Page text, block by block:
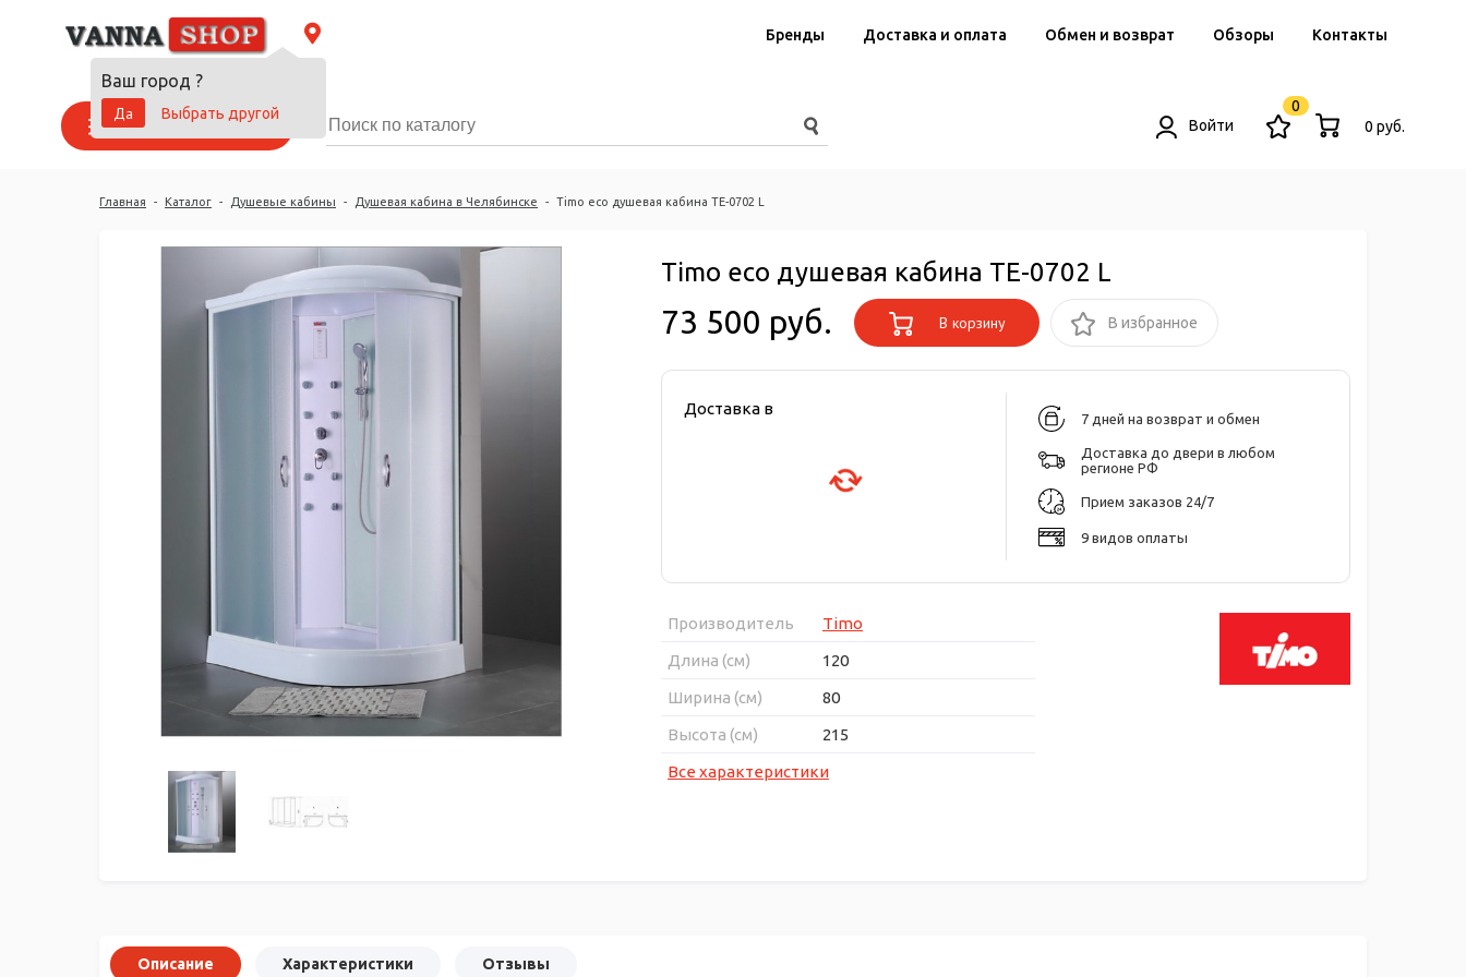
Ваш город ?
Да
Выбрать другой
Бренды Доставка и оплата Обмен и возврат Обзоры Контакты
Каталог товаров Войти
0
0 руб.
Главная - Каталог - Душевые кабины - Душевая кабина в Челябинске - Timo eco душевая кабина TE-0702 L
Timo eco душевая кабина TE-0702 L
73 500 руб. В корзину В избранное
Доставка в
7 дней на возврат и обмен
Доставка до двери в любом
регионе РФ
Прием заказов 24/7
9 видов оплаты
Производитель
Timo
Длина (см)
120
Ширина (см)
80
Высота (см)
215
Все характеристики
Описание Характеристики Отзывы